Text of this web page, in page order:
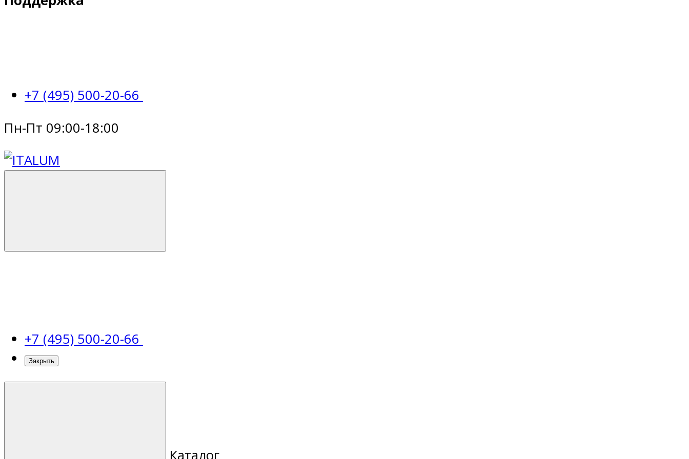
+7 (495) 500-20-66
Пн-Пт 09:00-18:00
+7 (495) 500-20-66
Закрыть
Каталог